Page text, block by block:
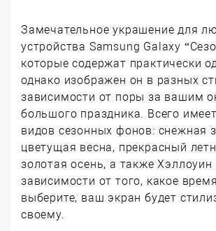
Замечательное украшение для
устройства Samsung Galaxy
которые содержат практически
однако изображен он в разных
зависимости от поры за вашим
большого праздника. Всего
видов сезонных фонов: снежная
цветущая весна, прекрасный
золотая осень, а также
зависимости от того, какое
выберите, ваш экран будет
своему.